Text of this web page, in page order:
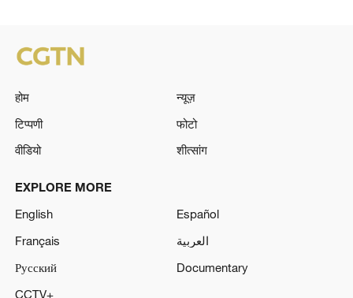
होम
न्यूज़
टिप्पणी
फोटो
वीडियो
शीत्सांग
EXPLORE MORE
English
Español
Français
العربية
Русский
Documentary
CCTV+